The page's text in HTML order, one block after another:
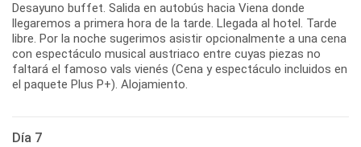
Desayuno buffet. Salida en autobús hacia Viena donde
llegaremos a primera hora de la tarde. Llegada al hotel. Tarde
libre. Por la noche sugerimos asistir opcionalmente a una cena
con espectáculo musical austriaco entre cuyas piezas no
faltará el famoso vals vienés (Cena y espectáculo incluidos en
el paquete Plus P+). Alojamiento.
Día 7